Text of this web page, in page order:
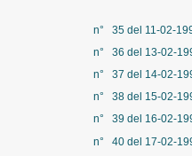
n° 35 del 11-02-
n° 36 del 13-02-
n° 37 del 14-02-
n° 38 del 15-02-
n° 39 del 16-02-
n° 40 del 17-02-